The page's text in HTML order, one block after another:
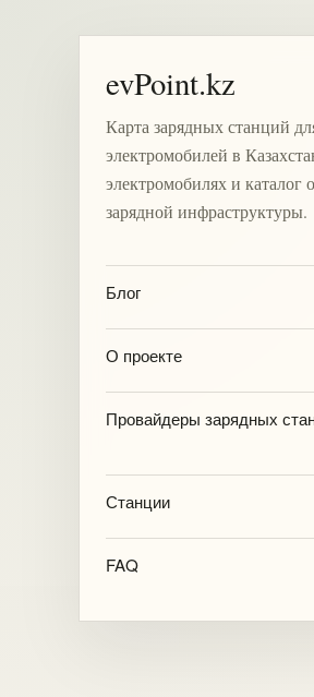
evPoint.kz
Карта зарядных станций
электромобилей в
электромобилях и каталог
зарядной инфраструктуры.
Блог
О проекте
Провайдеры зарядных
Станции
FAQ